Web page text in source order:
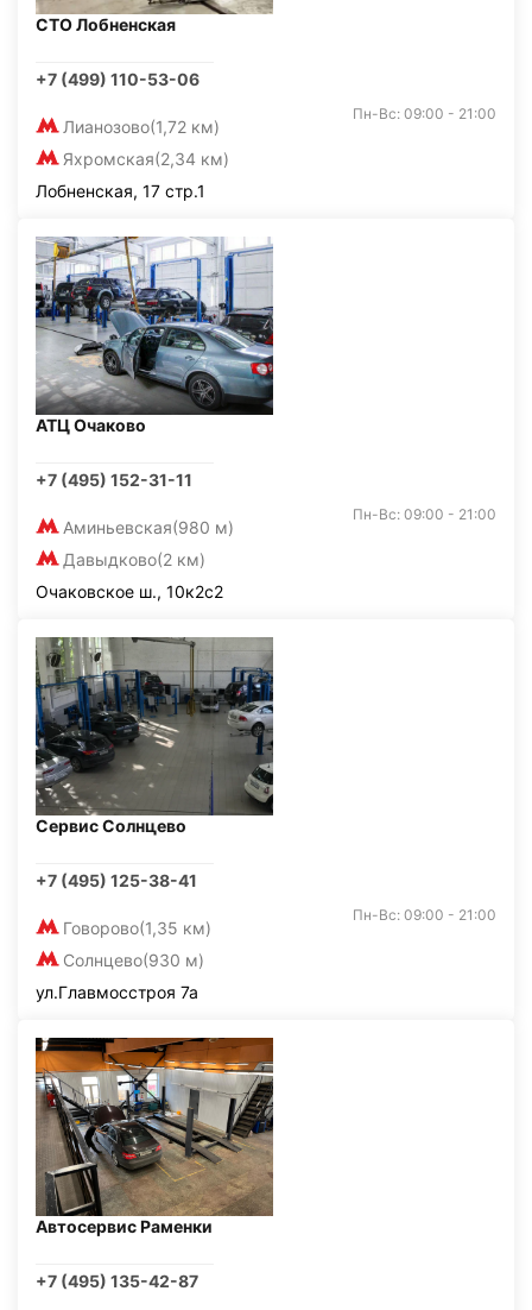
СТО Лобненская
+7 (499) 110-53-06
Лианозово(1,72 км)
Яхромская(2,34 км)
Пн-Вс: 09:00 - 21:00
Лобненская, 17 стр.1
АТЦ Очаково
+7 (495) 152-31-11
Аминьевская(980 м)
Давыдково(2 км)
Пн-Вс: 09:00 - 21:00
Очаковское ш., 10к2с2
Сервис Солнцево
+7 (495) 125-38-41
Говорово(1,35 км)
Солнцево(930 м)
Пн-Вс: 09:00 - 21:00
ул.Главмосстроя 7а
Автосервис Раменки
+7 (495) 135-42-87